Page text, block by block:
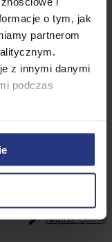
o tym, jak
partnerom
z innymi danymi
podczas
wbudowane
Napisz opinię